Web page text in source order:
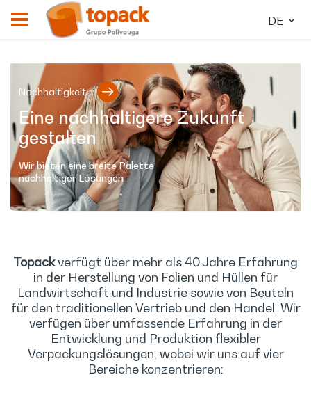
DE
Nachhaltigkeit
Eine nachhaltigere Zukunft
gestalten
Wir bieten eine breite Palette
nachhaltiger Lösungen
Topackverfügt über mehr als 40 Jahre Erfahrung
in der Herstellung von Folien und Hüllen für
Landwirtschaft und Industrie sowie von Beuteln
für den traditionellen Vertrieb und den Handel. Wir
verfügen über umfassende Erfahrung in der
Entwicklung und Produktion flexibler
Verpackungslösungen, wobei wir uns auf vier
Bereiche konzentrieren: